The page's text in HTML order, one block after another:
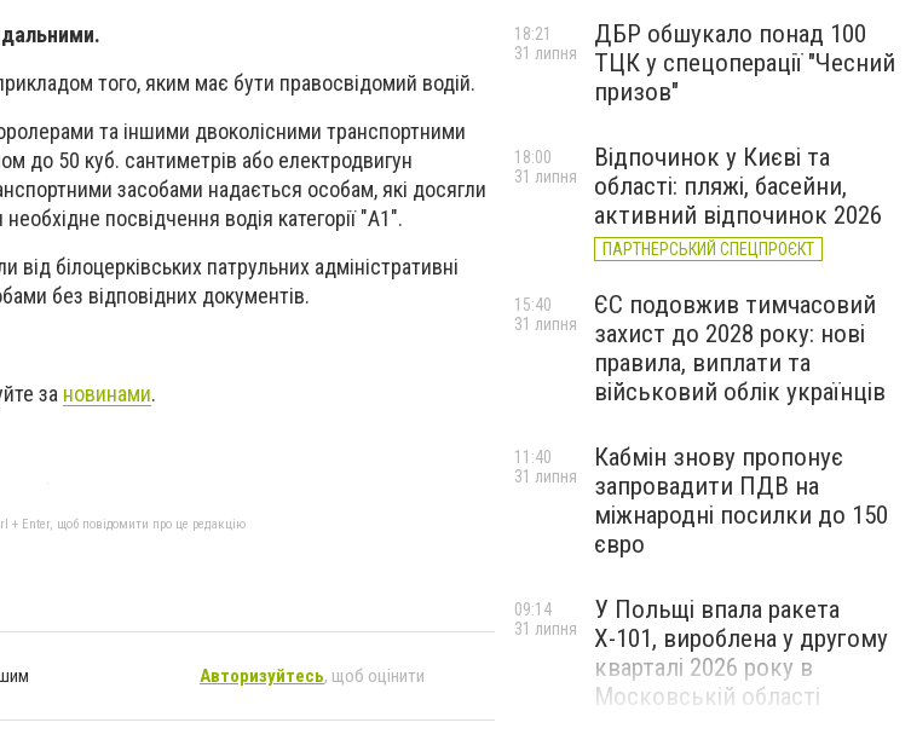
того, яким має бути правосвідомий водій.
та іншими двоколісними транспортними
до 50 куб. сантиметрів або електродвигун
засобами надається особам, які досягли
посвідчення водія категорії "А1".
білоцерківських патрульних адміністративні
без відповідних документів.
за новинами.
+ Enter, щоб повідомити про це редакцію
Авторизуйтесь, щоб оцінити
ДБР обшукало понад 100
ТЦК у спецоперації "Чесний
призов"
18:21
31 липня
Відпочинок у Києві та
області: пляжі, басейни,
активний відпочинок 2026
ПАРТНЕРСЬКИЙ СПЕЦПРОЄКТ
18:00
31 липня
ЄС подовжив тимчасовий
захист до 2028 року: нові
правила, виплати та
військовий облік українців
15:40
31 липня
Кабмін знову пропонує
запровадити ПДВ на
міжнародні посилки до 150
євро
11:40
31 липня
У Польщі впала ракета
Х-101, вироблена у другому
кварталі 2026 року в
Московській області
09:14
31 липня